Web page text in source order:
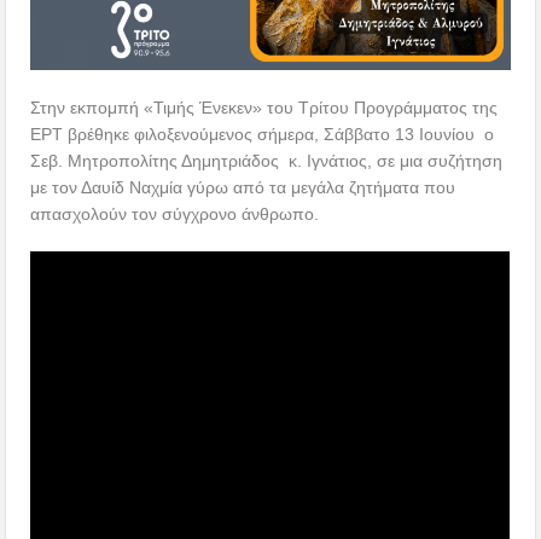
Στην εκπομπή «Τιμής Ένεκεν» του Τρίτου Προγράμματος της
ΕΡΤ βρέθηκε φιλοξενούμενος σήμερα, Σάββατο 13 Ιουνίου ο
Σεβ. Μητροπολίτης Δημητριάδος κ. Ιγνάτιος, σε μια συζήτηση
με τον Δαυίδ Ναχμία γύρω από τα μεγάλα ζητήματα που
απασχολούν τον σύγχρονο άνθρωπο.